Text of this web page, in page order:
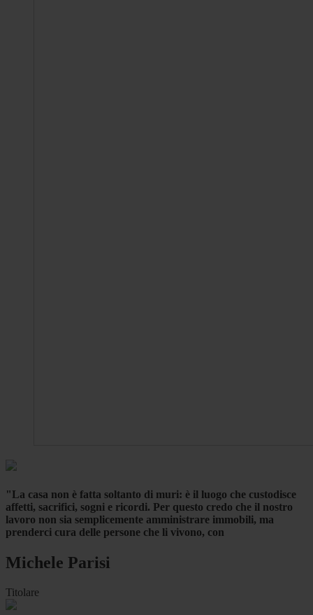
"La casa non è fatta soltanto di muri: è il luogo che custodisce
affetti, sacrifici, sogni e ricordi. Per questo credo che il nostro
lavoro non sia semplicemente amministrare immobili, ma
prenderci cura delle persone che li vivono, con
Michele Parisi
Titolare